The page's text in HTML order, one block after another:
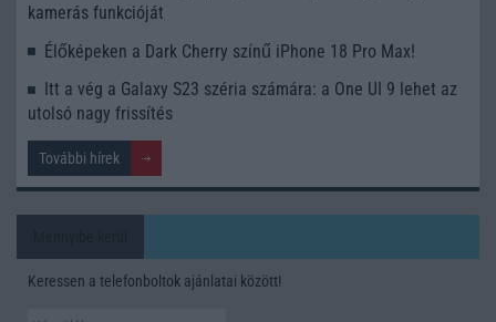
kamerás funkcióját
Élőképeken a Dark Cherry színű iPhone 18 Pro Max!
Itt a vég a Galaxy S23 széria számára: a One UI 9 lehet az
utolsó nagy frissítés
További hírek
Keressen a telefonboltok ajánlatai között!